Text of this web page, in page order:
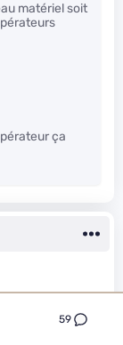
59
matériel soit
ça